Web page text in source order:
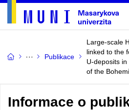
Publikace
Large-scale
linked to the
U-deposits
of the
Informace o